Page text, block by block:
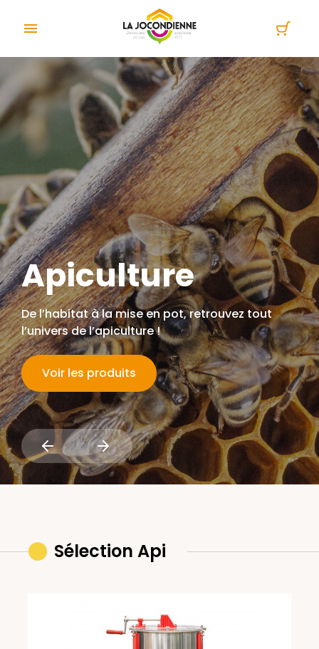

Apiculture
De l’habitat à la mise en pot, retrouvez tout
l’univers de l’apiculture !
Voir les produits
Sélection Api
Cookies management panel